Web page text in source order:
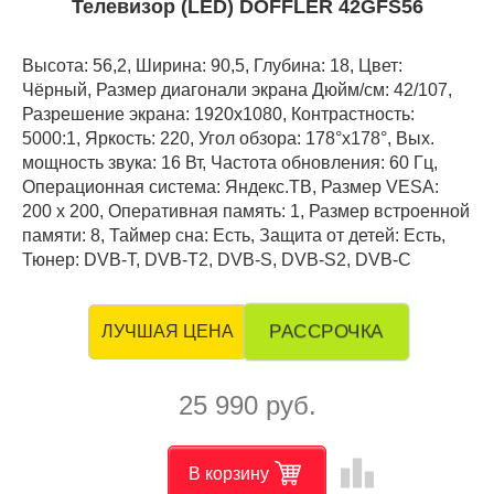
Телевизор (LED) DOFFLER 42GFS56
Высота: 56,2, Ширина: 90,5, Глубина: 18, Цвет:
Чёрный, Размер диагонали экрана Дюйм/см: 42/107,
Разрешение экрана: 1920x1080, Контрастность:
5000:1, Яркость: 220, Угол обзора: 178°x178°, Вых.
мощность звука: 16 Вт, Частота обновления: 60 Гц,
Операционная система: Яндекс.ТВ, Размер VESA:
200 x 200, Оперативная память: 1, Размер встроенной
памяти: 8, Таймер сна: Есть, Защита от детей: Есть,
Тюнер: DVB-T, DVB-T2, DVB-S, DVB-S2, DVB-C
ЛУЧШАЯ ЦЕНА РАССРОЧКА
25 990 руб.
В корзину leaderboard